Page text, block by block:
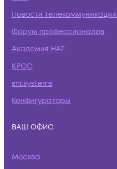
Новости телекоммуникаций
Форум профессионалов
Академия НАГ
КРОС
snr.systems
Конфигураторы
ВАШ ОФИС
Москва